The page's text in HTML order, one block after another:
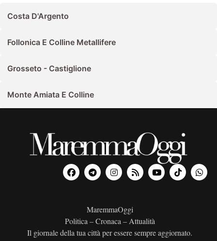
Costa D'Argento
Follonica E Colline Metallifere
Grosseto - Castiglione
Monte Amiata E Colline
MaremmaOggi
Politica – Cronaca – Attualità
Il giornale della tua città per essere sempre aggiornato.